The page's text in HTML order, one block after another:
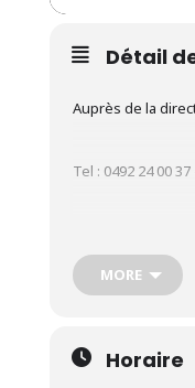
Détail
Auprès de la
Tel : 0492 24 00
MORE
Horaire